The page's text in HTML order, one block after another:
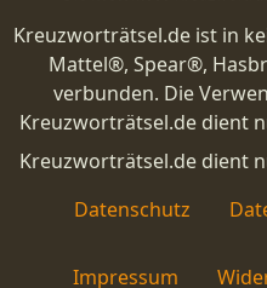
Kreuzworträtsel.de ist in
Mattel®, Spear®,
verbunden. Die
Kreuzworträtsel.de dient
Kreuzworträtsel.de dient
Datenschutz
Impressum